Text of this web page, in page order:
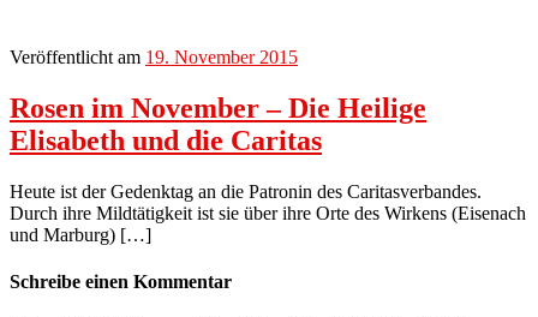
Veröffentlicht am 19. November 2015
Rosen im November – Die Heilige
Elisabeth und die Caritas
Heute ist der Gedenktag an die Patronin des Caritasverbandes.
Durch ihre Mildtätigkeit ist sie über ihre Orte des Wirkens (Eisenach
und Marburg) […]
Schreibe einen Kommentar